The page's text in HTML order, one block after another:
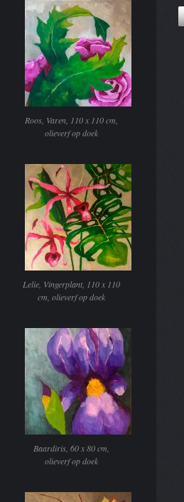
Roos, Varen, 110 x 110 cm,
olieverf op doek
Lelie, Vingerplant, 110 x 110
cm, olieverf op doek
Baardiris, 60 x 80 cm,
olieverf op doek